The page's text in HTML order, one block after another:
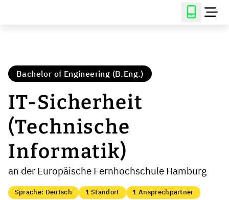
Bachelor of Engineering (B.Eng.)
IT-Sicherheit
(Technische
Informatik)
an der Europäische Fernhochschule Hamburg
Sprache: Deutsch 1 Standort 1 Ansprechpartner